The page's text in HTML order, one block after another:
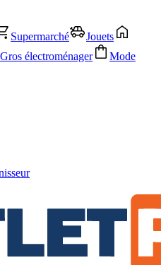
Supermarché
Jouets
Gros électroménager Mode